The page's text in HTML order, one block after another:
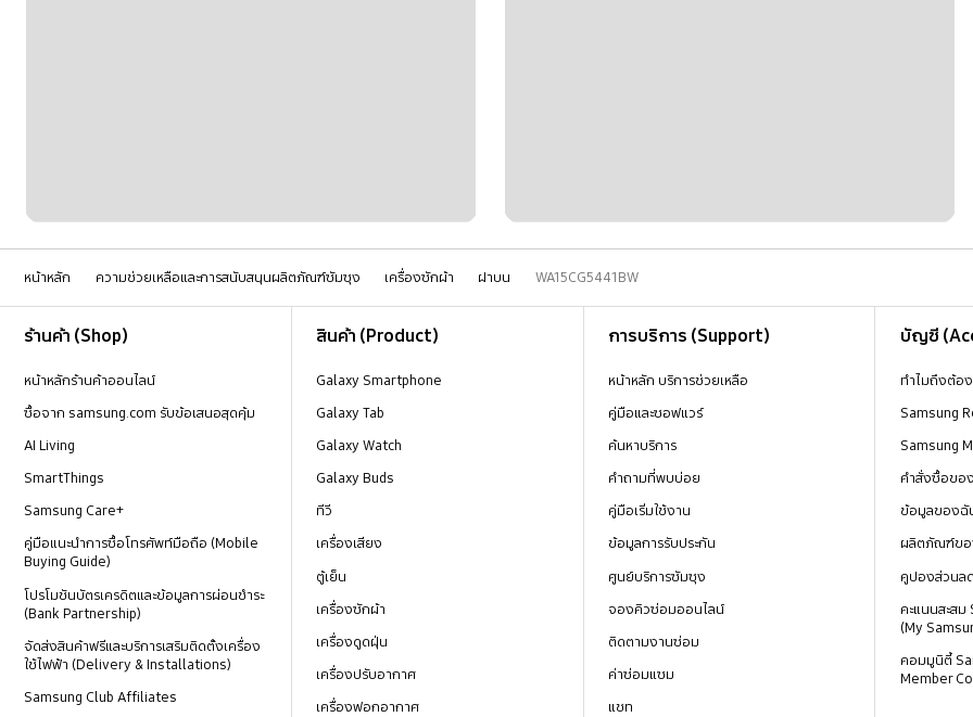
หน้าหลัก ความช่วยเหลือและการสนับสนุนผลิตภัณฑ์ซัมซุง เครื่องซักผ้า ฝาบน WA15CG5441BW
ร้านค้า (Shop)
หน้าหลักร้านค้าออนไลน์
ซื้อจาก samsung.com รับข้อเสนอสุดคุ้ม
AI Living
SmartThings
Samsung Care+
คู่มือแนะนำการซื้อโทรศัพท์มือถือ (Mobile
Buying Guide)
โปรโมชันบัตรเครดิตและข้อมูลการผ่อนชำระ
(Bank Partnership)
จัดส่งสินค้าฟรีและบริการเสริมติดตั้งเครื่อง
ใช้ไฟฟ้า (Delivery & Installations)
Samsung Club Affiliates
สินค้า (Product)
Galaxy Smartphone
Galaxy Tab
Galaxy Watch
Galaxy Buds
ทีวี
เครื่องเสียง
ตู้เย็น
เครื่องซักผ้า
เครื่องดูดฝุ่น
เครื่องปรับอากาศ
เครื่องฟอกอากาศ
การบริการ (Support)
หน้าหลัก บริการช่วยเหลือ
คู่มือและซอฟแวร์
ค้นหาบริการ
คำถามที่พบบ่อย
คู่มือเริ่มใช้งาน
ข้อมูลการรับประกัน
ศูนย์บริการซัมซุง
จองคิวซ่อมออนไลน์
ติดตามงานซ่อม
ค่าซ่อมแซม
แชท
บัญชี
ทำไมถึงต้อ
Samsung
Samsung
คำสั่งซื้อขอ
ข้อมูลของฉั
ผลิตภัณฑ์ขอ
คูปองส่วนล
คะแนนสะส
(My
คอมมูนิตี้
Member